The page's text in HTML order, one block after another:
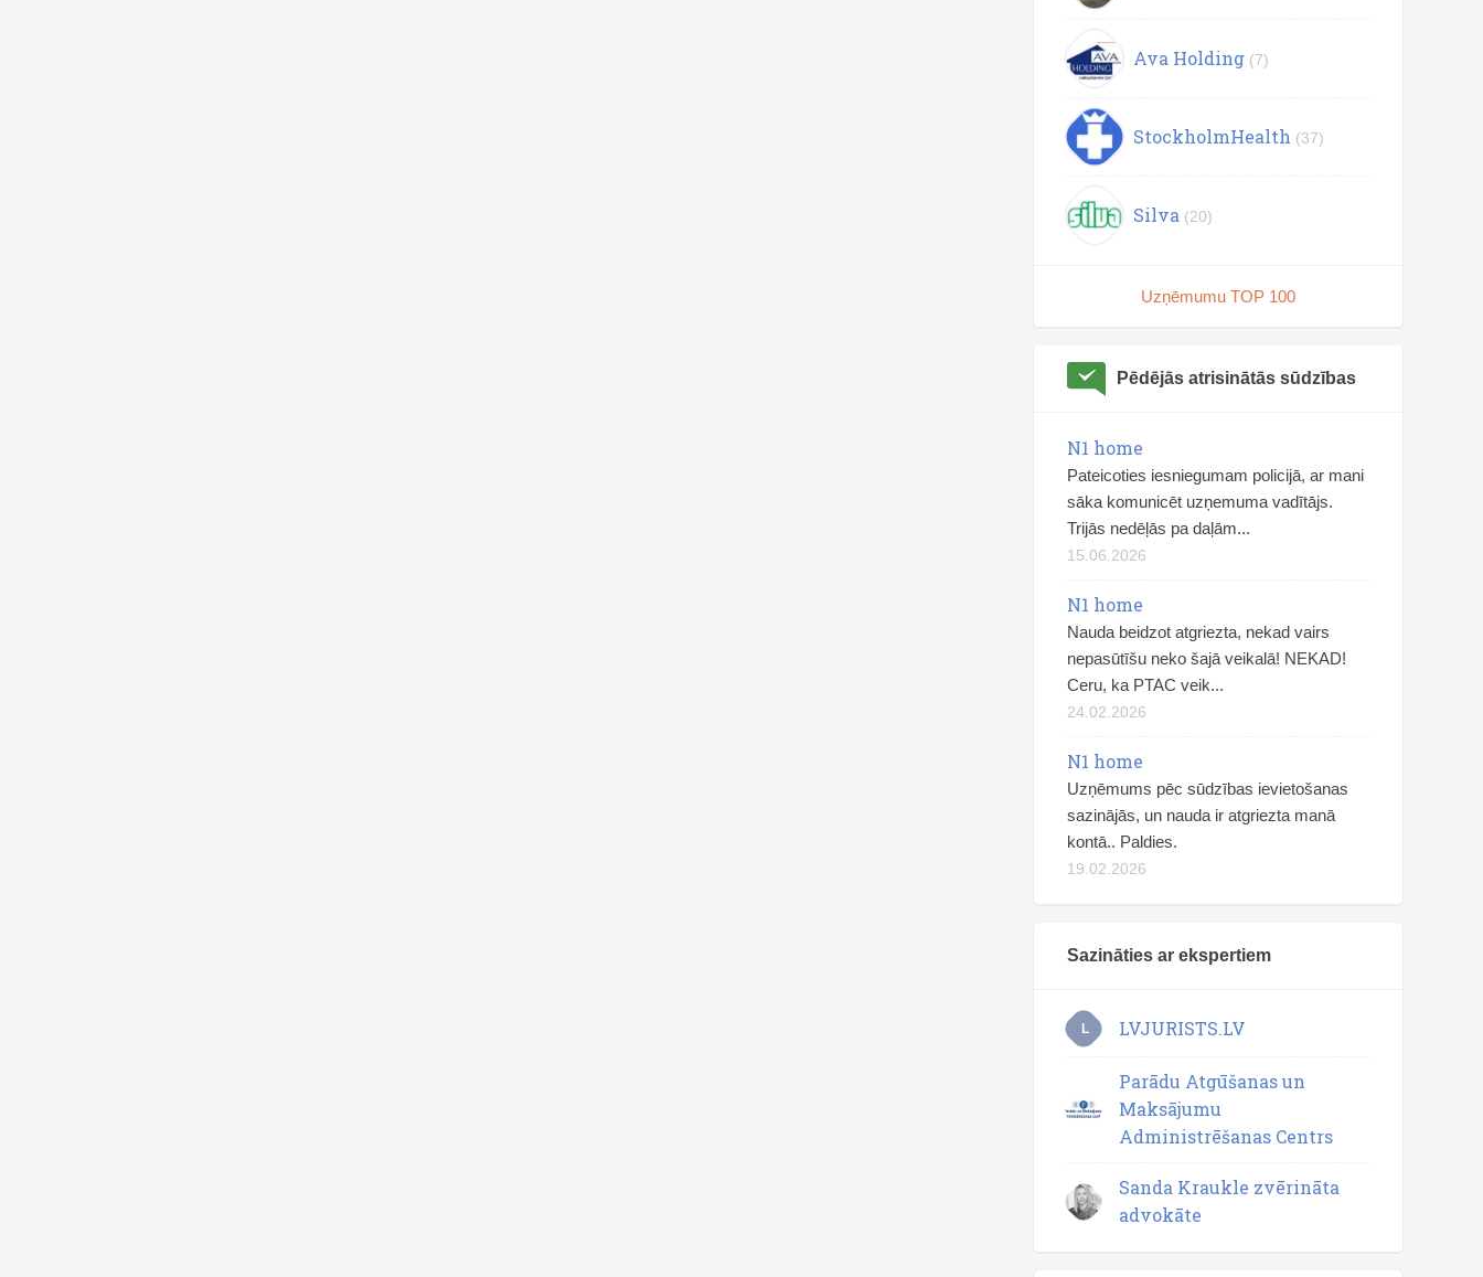
Ava Holding (7)
StockholmHealth (37)
Silva (20)
Uzņēmumu TOP 100
Pēdējās atrisinātās sūdzības
N1 home
Pateicoties iesniegumam policijā, ar mani
sāka komunicēt uzņemuma vadītājs.
Trijās nedēļās pa daļām...
15.06.2026
N1 home
Nauda beidzot atgriezta, nekad vairs
nepasūtīšu neko šajā veikalā! NEKAD!
Ceru, ka PTAC veik...
24.02.2026
N1 home
Uzņēmums pēc sūdzības ievietošanas
sazinājās, un nauda ir atgriezta manā
kontā.. Paldies.
19.02.2026
Sazināties ar ekspertiem
L LVJURISTS.LV
Parādu Atgūšanas un
Maksājumu
Administrēšanas Centrs
Sanda Kraukle zvērināta
advokāte